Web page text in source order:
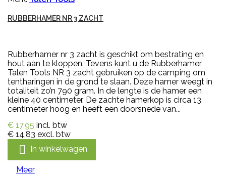
RUBBERHAMER NR 3 ZACHT
Rubberhamer nr 3 zacht is geschikt om bestrating en
hout aan te kloppen. Tevens kunt u de Rubberhamer
Talen Tools NR 3 zacht gebruiken op de camping om
tentharingen in de grond te slaan. Deze hamer weegt in
totaliteit zo’n 790 gram. In de lengte is de hamer een
kleine 40 centimeter. De zachte hamerkop is circa 13
centimeter hoog en heeft een doorsnede van...
€ 17,95 incl. btw
€ 14,83 excl. btw
 In winkelwagen
Meer